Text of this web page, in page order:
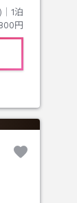
1泊
円